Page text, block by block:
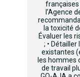
françaises
l’Agence
la toxicité
Évaluer les
; •
existantes
les hommes
de travail